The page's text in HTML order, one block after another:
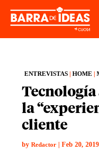
ENTREVISTAS| HOME
Tecnología
la
cliente
by Redactor| Feb 20, 2019